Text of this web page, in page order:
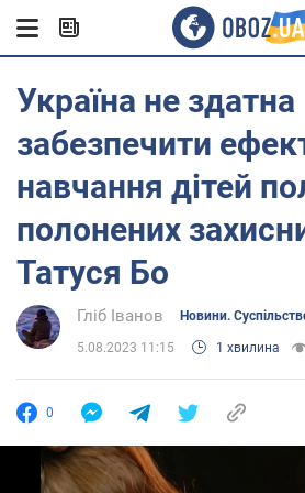
Україна не здатна
забезпечити
навчання дітей
полонених
Татуся Бо
Гліб Іванов Новини.
5.08.2023 11:15 1 хвилина
0